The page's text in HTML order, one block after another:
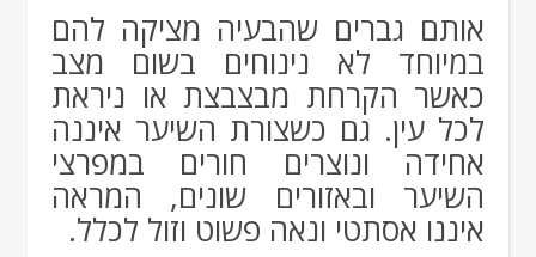
אותם גברים שהבעיה מציקה להם
במיוחד לא נינוחים בשום מצב
כאשר הקרחת מבצבצת או ניראת
לכל עין. גם כשצורת השיער איננה
אחידה ונוצרים חורים במפרצי
השיער ובאזורים שונים, המראה
איננו אסתטי ונאה פשוט וזול לכלל.